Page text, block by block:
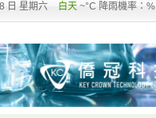
日 星期六 白天 ~°C 降雨機率：%